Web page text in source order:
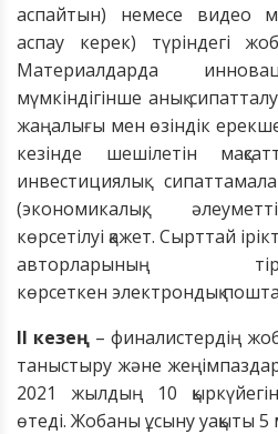
аспайтын) немесе видео
аспау керек) түріндегі
Материалдарда
мүмкіндігінше анық
жаңалығы мен өзіндік
кезінде шешілетін
инвестициялық
(экономикалық,
көрсетілуі қажет. Сырттай
авторларының
көрсеткен электрондық
II кезең – финалистердің
таныстыру және
2021 жылдың 10
өтеді. Жобаны ұсыну уақыты